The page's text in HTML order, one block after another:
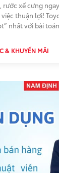
rước xế cưng
thuận lợi!
nhất với bài
& KHUYẾN MÃI